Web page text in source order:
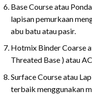
Base Course atau
lapisan pemurkaan
abu batu atau pasir.
Hotmix Binder Coarse
Threated Base ) atau
Surface Course atau
terbaik menggunakan